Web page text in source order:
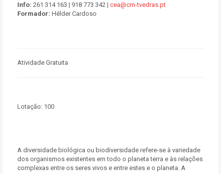
Info: 261 314 163 | 918 773 342 | cea@cm-tvedras.pt
Formador: Hélder Cardoso
Atividade Gratuita
Lotação: 100
A diversidade biológica ou biodiversidade refere-se à variedade
dos organismos existentes em todo o planeta terra e às relações
complexas entre os seres vivos e entre estes e o planeta. A